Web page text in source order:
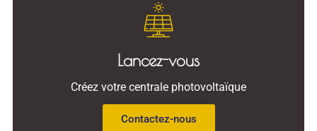
Lancez-vous
Créez votre centrale photovoltaïque
Contactez-nous